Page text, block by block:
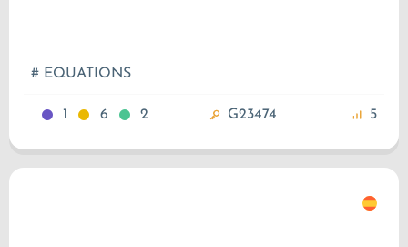
# EQUATIONS
1 6 2 G23474 5